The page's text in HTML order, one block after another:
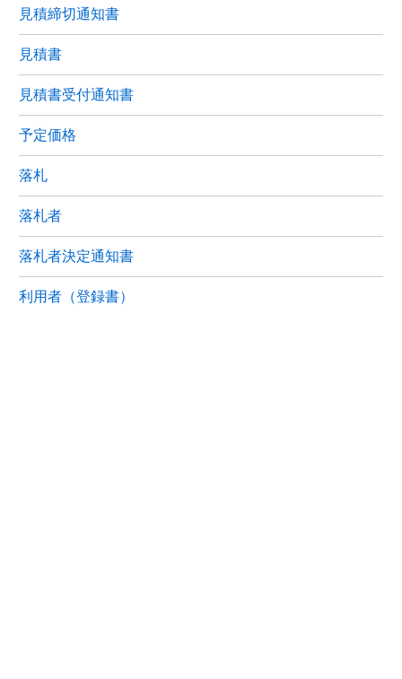
見積締切通知書
見積書
見積書受付通知書
予定価格
落札
落札者
落札者決定通知書
利用者（登録書）